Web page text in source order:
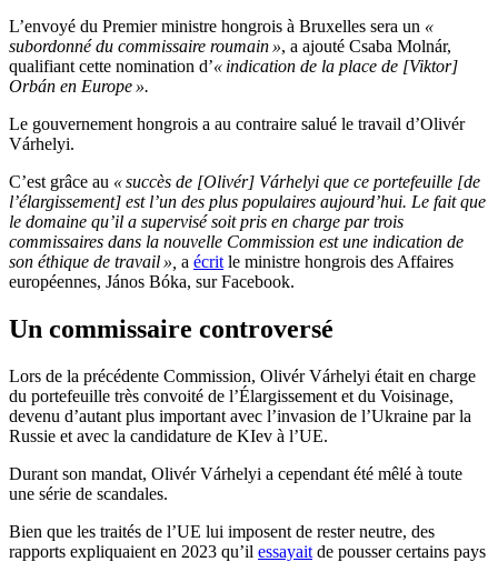
L’envoyé du Premier ministre hongrois à Bruxelles sera un «
subordonné du commissaire roumain », a ajouté Csaba Molnár,
qualifiant cette nomination d’« indication de la place de [Viktor]
Orbán en Europe ».
Le gouvernement hongrois a au contraire salué le travail d’Olivér
Várhelyi.
C’est grâce au « succès de [Olivér] Várhelyi que ce portefeuille [de
l’élargissement] est l’un des plus populaires aujourd’hui. Le fait que
le domaine qu’il a supervisé soit pris en charge par trois
commissaires dans la nouvelle Commission est une indication de
son éthique de travail », a écrit le ministre hongrois des Affaires
européennes, János Bóka, sur Facebook.
Un commissaire controversé
Lors de la précédente Commission, Olivér Várhelyi était en charge
du portefeuille très convoité de l’Élargissement et du Voisinage,
devenu d’autant plus important avec l’invasion de l’Ukraine par la
Russie et avec la candidature de KIev à l’UE.
Durant son mandat, Olivér Várhelyi a cependant été mêlé à toute
une série de scandales.
Bien que les traités de l’UE lui imposent de rester neutre, des
rapports expliquaient en 2023 qu’il essayait de pousser certains pays